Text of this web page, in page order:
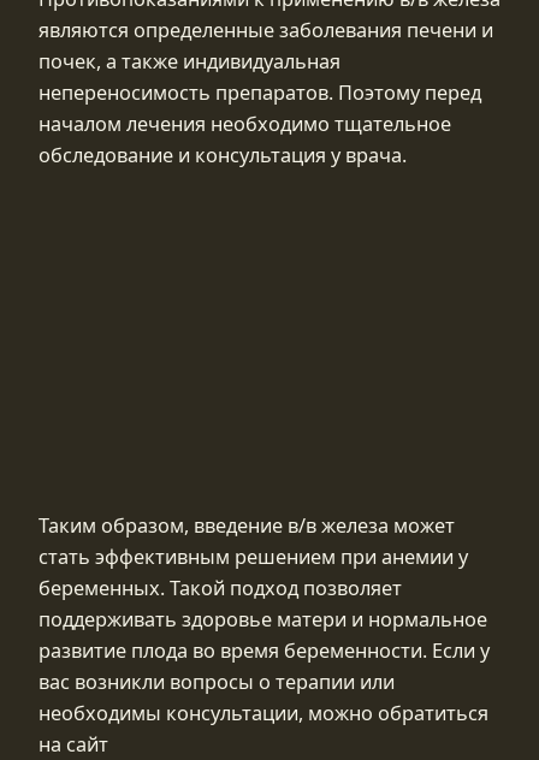
являются определенные заболевания печени и
почек, а также индивидуальная
непереносимость препаратов. Поэтому перед
началом лечения необходимо тщательное
обследование и консультация у врача.
Таким образом, введение в/в железа может
стать эффективным решением при анемии у
беременных. Такой подход позволяет
поддерживать здоровье матери и нормальное
развитие плода во время беременности. Если у
вас возникли вопросы о терапии или
необходимы консультации, можно обратиться
на сайт